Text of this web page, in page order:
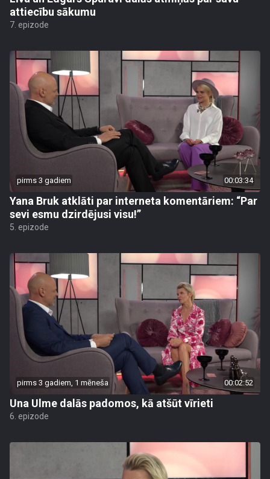
attiecību sākumu
7. epizode
pirms 3 gadiem 00:03:34
Yana Bruk atklāti par interneta komentāriem: “Par
sevi esmu dzirdējusi visu!”
5. epizode
pirms 3 gadiem, 1 mēneša 00:02:52
Una Ulme dalās padomos, kā atšūt vīrieti
6. epizode